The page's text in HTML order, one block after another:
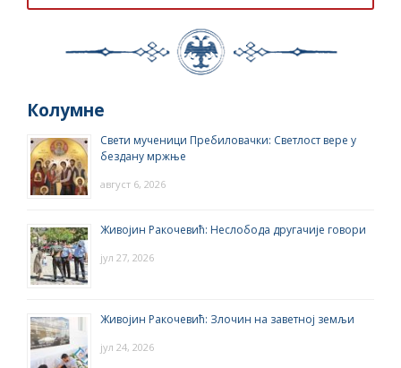
Колумне
Свети мученици Пребиловачки: Светлост вере у
бездану мржње
август 6, 2026
Живојин Ракочевић: Неслобода другачије говори
јул 27, 2026
Живојин Ракочевић: Злочин на заветној земљи
јул 24, 2026